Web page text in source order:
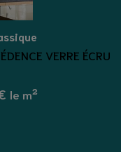
VERRE ÉCRU
le m²